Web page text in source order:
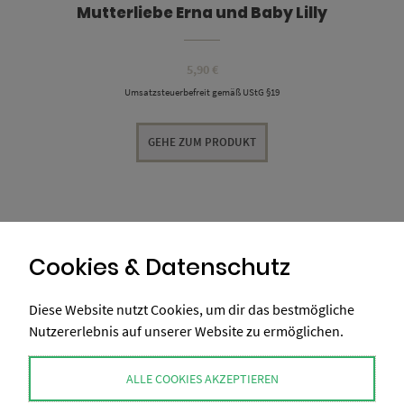
Mutterliebe Erna und Baby Lilly
5,90 €
Umsatzsteuerbefreit gemäß UStG §19
GEHE ZUM PRODUKT
Cookies & Datenschutz
Diese Website nutzt Cookies, um dir das bestmögliche
Nutzererlebnis auf unserer Website zu ermöglichen.
ALLE COOKIES AKZEPTIEREN